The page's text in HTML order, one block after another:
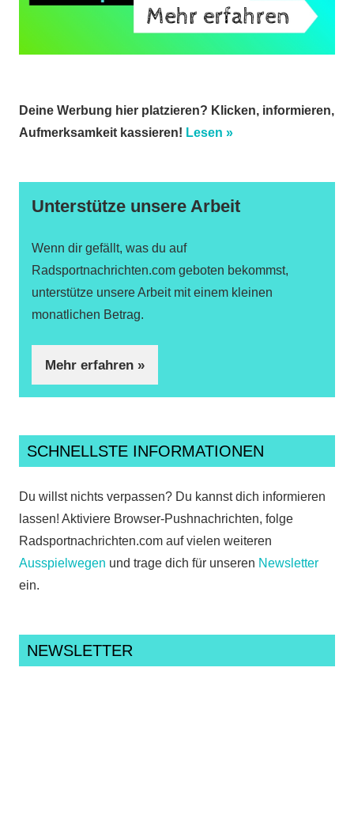
Deine Werbung hier platzieren? Klicken, informieren,
Aufmerksamkeit kassieren! Lesen »
Unterstütze unsere Arbeit
Wenn dir gefällt, was du auf
Radsportnachrichten.com geboten bekommst,
unterstütze unsere Arbeit mit einem kleinen
monatlichen Betrag.
Mehr erfahren »
SCHNELLSTE INFORMATIONEN
Du willst nichts verpassen? Du kannst dich informieren
lassen! Aktiviere Browser-Pushnachrichten, folge
Radsportnachrichten.com auf vielen weiteren
Ausspielwegen und trage dich für unseren Newsletter
ein.
NEWSLETTER